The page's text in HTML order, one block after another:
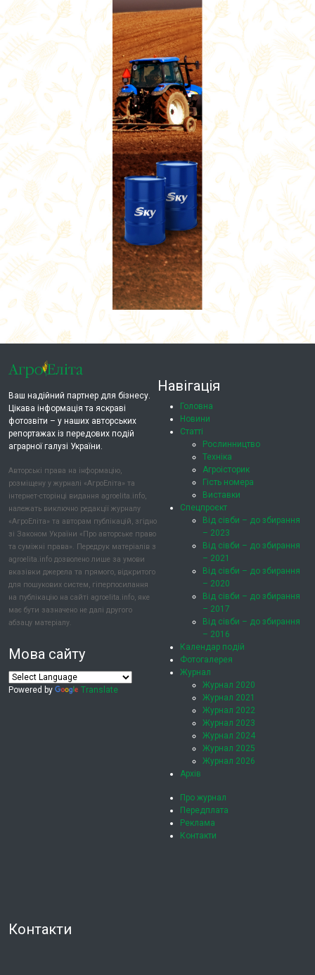
Ваш надійний партнер для бізнесу.
Цікава інформація та яскраві
фотозвіти – у наших авторських
репортажах із передових подій
аграрної галузі України.
Авторські права на інформацію,
розміщену у журналі «АгроЕліта» та
інтернет-сторінці видання agroelita.info,
належать виключно редакції журналу
«АгроЕліта» та авторам публікацій, згідно
зі Законом України «Про авторське право
та суміжні права». Передрук матеріалів з
agroelita.info дозволено лише за умови
вказівки джерела та прямого, відкритого
для пошукових систем, гіперпосилання
на публікацію на сайті agroelita.info, яке
має бути зазначено не далі другого
абзацу матеріалу.
Мова сайту
Powered by Translate
Навігація
Головна
Новини
Статті
Рослинництво
Техніка
Агроісторик
Гість номера
Виставки
Спецпроєкт
Від сівби – до збирання
– 2023
Від сівби – до збирання
– 2021
Від сівби – до збирання
– 2020
Від сівби – до збирання
– 2017
Від сівби – до збирання
– 2016
Календар подій
Фотогалерея
Журнал
Журнал 2020
Журнал 2021
Журнал 2022
Журнал 2023
Журнал 2024
Журнал 2025
Журнал 2026
Архів
Про журнал
Передплата
Реклама
Контакти
Контакти